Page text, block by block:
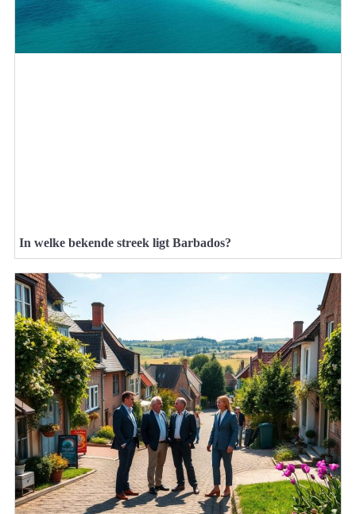
In welke bekende streek ligt Barbados?